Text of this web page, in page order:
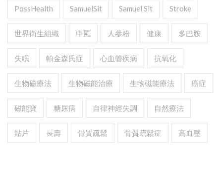
PossHealth SamuelSit Samuel Sit Stroke
世界衛生組織 中風 人參粉 健康 多巴胺
失眠 帕金森氏症 心血管疾病 抗氧化
生物磁療法 生物磁能治療 生物磁能療法 癌症
磁能寶 糖尿病 自律神經失調 自然療法
貼片 長壽 骨質疏鬆 骨質疏鬆症 高血壓